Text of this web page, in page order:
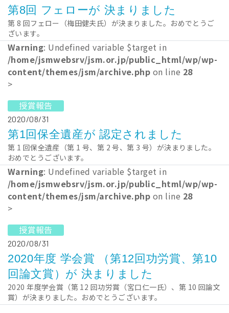
第8回 フェローが 決まりました
第 8 回フェロー（梅田健夫氏）が決まりました。おめでとうご
ざいます。
Warning: Undefined variable $target in
/home/jsmwebsrv/jsm.or.jp/public_html/wp/wp-
content/themes/jsm/archive.php on line 28
>
授賞報告
2020/08/31
第1回保全遺産が 認定されました
第 1 回保全遺産（第 1 号、第 2 号、第 3 号）が決まりました。
おめでとうございます。
Warning: Undefined variable $target in
/home/jsmwebsrv/jsm.or.jp/public_html/wp/wp-
content/themes/jsm/archive.php on line 28
>
授賞報告
2020/08/31
2020年度 学会賞 （第12回功労賞、第10
回論文賞）が 決まりました
2020 年度学会賞（第 12 回功労賞（宮口仁一氏）、第 10 回論文
賞）が決まりました。おめでとうございます。